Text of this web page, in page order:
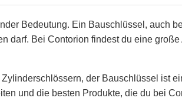
Bedeutung. Ein Bauschlüssel, auch
Bei Contorion findest du eine
der Bauschlüssel ist
und die besten Produkte, die du bei